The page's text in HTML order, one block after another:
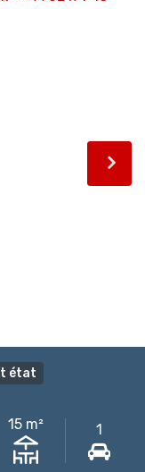
état
15 m² 1